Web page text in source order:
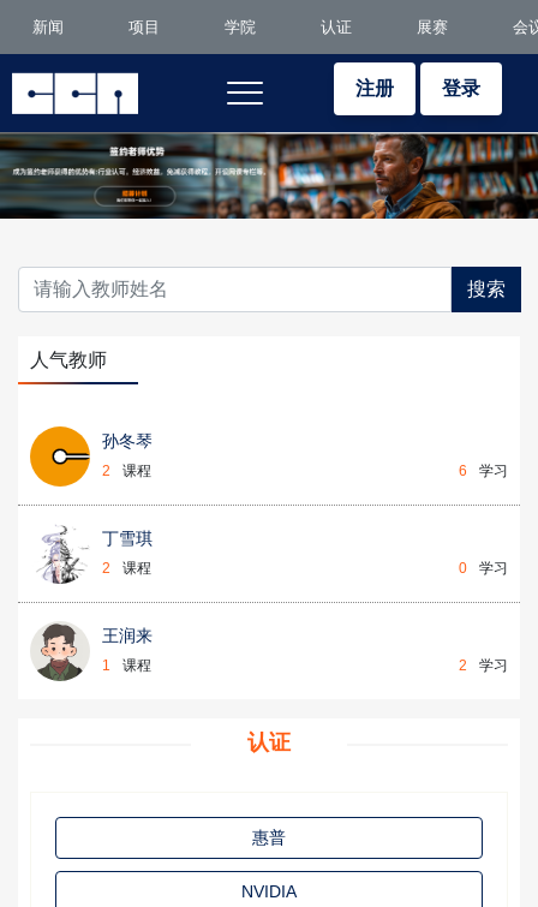
新闻 项目 学院 认证 展赛 会
注册 登录
搜索
人气教师
孙冬琴
2 课程 6 学习
丁雪琪
2 课程 0 学习
王润来
1 课程 2 学习
认证
惠普
NVIDIA